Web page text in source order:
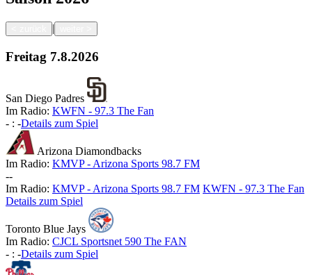
|
Freitag 7.8.2026
San Diego Padres
Im Radio: KWFN - 97.3 The Fan
- : -Details zum Spiel
Arizona Diamondbacks
Im Radio: KMVP - Arizona Sports 98.7 FM
--
Im Radio: KMVP - Arizona Sports 98.7 FM KWFN - 97.3 The Fan
Details zum Spiel
Toronto Blue Jays
Im Radio: CJCL Sportsnet 590 The FAN
- : -Details zum Spiel